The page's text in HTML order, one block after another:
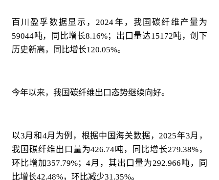
百川盈孚数据显示，2024年，我国碳纤维产量为
59044吨，同比增长8.16%；出口量达15172吨，创下
历史新高，同比增长120.05%。
今年以来，我国碳纤维出口态势继续向好。
以3月和4月为例，根据中国海关数据，2025年3月，
我国碳纤维出口量为426.74吨，同比增长279.38%，
环比增加357.79%；4月，其出口量为292.966吨，同
比增长42.48%，环比减少31.35%。